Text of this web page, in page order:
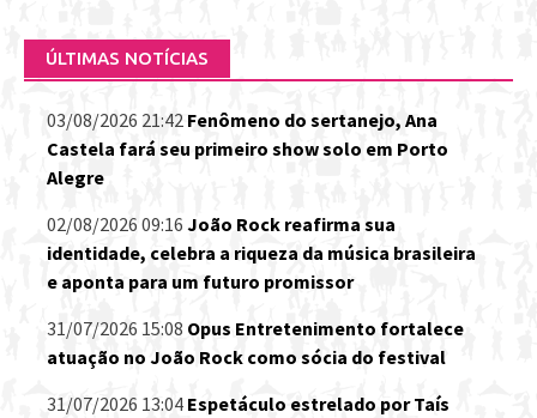
ÚLTIMAS NOTÍCIAS
03/08/2026 21:42 Fenômeno do sertanejo, Ana
Castela fará seu primeiro show solo em Porto
Alegre
02/08/2026 09:16 João Rock reafirma sua
identidade, celebra a riqueza da música brasileira
e aponta para um futuro promissor
31/07/2026 15:08 Opus Entretenimento fortalece
atuação no João Rock como sócia do festival
31/07/2026 13:04 Espetáculo estrelado por Taís